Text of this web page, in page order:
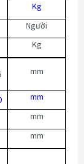
Kg
Người
Kg
mm
mm
mm
mm